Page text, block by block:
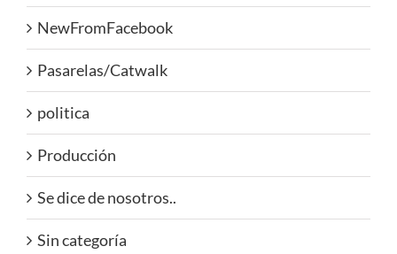
NewFromFacebook
Pasarelas/Catwalk
politica
Producción
Se dice de nosotros..
Sin categoría